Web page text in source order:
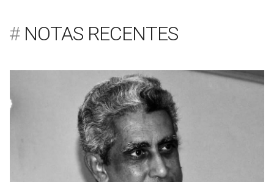
NOTAS RECENTES